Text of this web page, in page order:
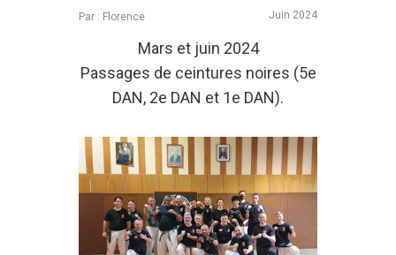
Par : Florence Juin 2024
Mars et juin 2024
Passages de ceintures noires (5e
DAN, 2e DAN et 1e DAN).